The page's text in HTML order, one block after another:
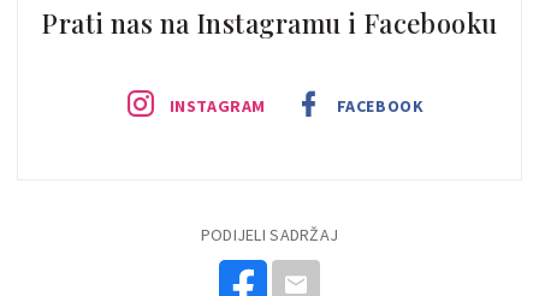
Prati nas na Instagramu i Facebooku
INSTAGRAM FACEBOOK
PODIJELI SADRŽAJ